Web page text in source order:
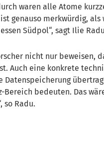
waren alle Atome
genauso merkwürdig,
Südpol“, sagt Ilie
nicht nur beweisen,
Auch eine konkrete
Datenspeicherung
bedeuten. Das
so Radu.